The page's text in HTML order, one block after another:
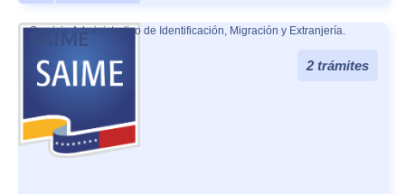
SAIME
Servicio Administrativo de Identificación, Migración y Extranjería.
2 trámites